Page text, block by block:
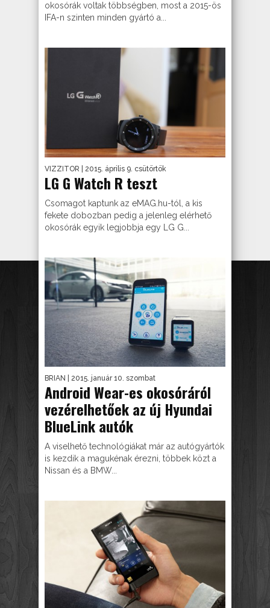
okosórák voltak többségben, most a 2015-ös
IFA-n szinten minden gyártó a...
VIZZITOR | 2015. április 9. csütörtök
LG G Watch R teszt
Csomagot kaptunk az eMAG.hu-tól, a kis
fekete dobozban pedig a jelenleg elérhető
okosórák egyik legjobbja egy LG G...
BRIAN | 2015. január 10. szombat
Android Wear-es okosóráról
vezérelhetőek az új Hyundai
BlueLink autók
A viselhető technológiákat már az autógyártók
is kezdik a magukénak érezni, többek közt a
Nissan és a BMW...